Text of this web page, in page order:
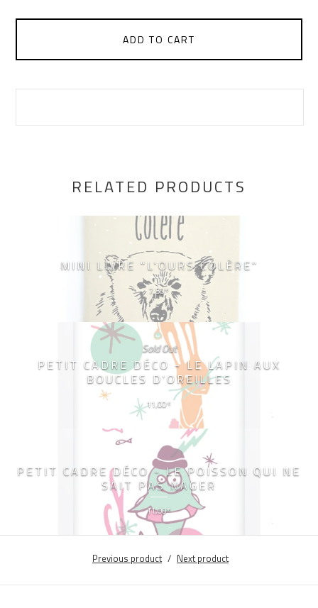
ADD TO CART
RELATED PRODUCTS
MINI LIVRE "L'OURS COLÈRE"
7,50€
PETIT CADRE DÉCO - LE LAPIN AUX
BOUCLES D'OREILLES
11,00€
Sold Out
PETIT CADRE DÉCO - LE POISSON QUI NE
SAIT PAS NAGER
11,00€
Previous product Next product